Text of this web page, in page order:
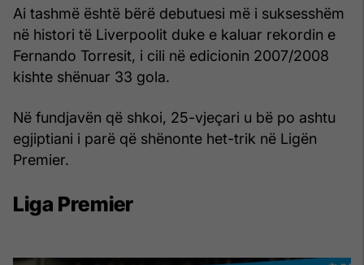
Ai tashmë është bërë debutuesi më i suksesshëm
në histori të Liverpoolit duke e kaluar rekordin e
Fernando Torresit, i cili në edicionin 2007/2008
kishte shënuar 33 gola.
Në fundjavën që shkoi, 25-vjeçari u bë po ashtu
egjiptiani i parë që shënonte het-trik në Ligën
Premier.
Liga Premier